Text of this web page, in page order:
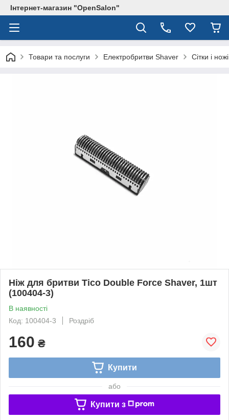
Інтернет-магазин "OpenSalon"
Товари та послуги Електробритви Shaver Сітки і
Ніж для бритви Tico Double Force Shaver, 1шт
(100404-3)
В наявності
Код: 100404-3
Роздріб
160 ₴
Купити
або
Купити з